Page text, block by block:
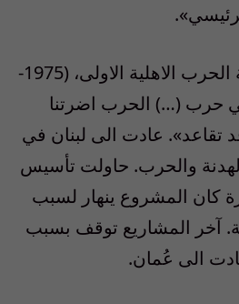
يارا هاجرت في بداية الحرب الاهلية الاولى، (1975-
في حرب (…) الحرب اضرتنا
تقاعد». عادت الى لبنان في
والحرب. حاولت تأسيس
كان المشروع ينهار لسبب
آخر المشاريع توقف بسبب